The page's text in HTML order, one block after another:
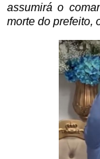
assumirá o
morte do prefeito,